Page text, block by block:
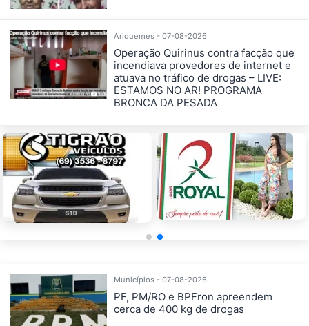
Ariquemes - 07-08-2026
Operação Quirinus contra facção que
incendiava provedores de internet e
atuava no tráfico de drogas – LIVE:
ESTAMOS NO AR! PROGRAMA
BRONCA DA PESADA
Municípios - 07-08-2026
PF, PM/RO e BPFron apreendem
cerca de 400 kg de drogas